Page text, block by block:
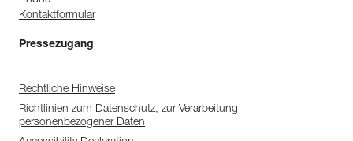
Kontaktformular
Pressezugang
Rechtliche Hinweise
Richtlinien zum Datenschutz, zur Verarbeitung
personenbezogener Daten